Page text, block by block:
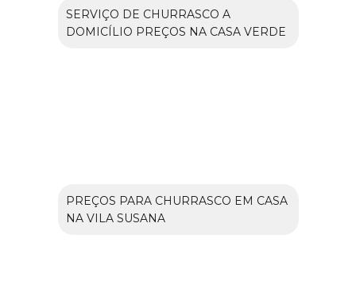
SERVIÇO DE CHURRASCO A
DOMICÍLIO PREÇOS NA CASA VERDE
PREÇOS PARA CHURRASCO EM CASA
NA VILA SUSANA